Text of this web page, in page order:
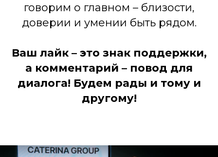
говорим о главном – близости,
доверии и умении быть рядом.
Ваш лайк – это знак поддержки,
а комментарий – повод для
диалога! Будем рады и тому и
другому!